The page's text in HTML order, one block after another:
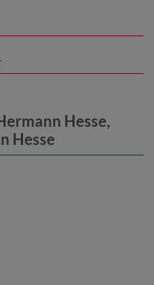
Hesse,
Hesse